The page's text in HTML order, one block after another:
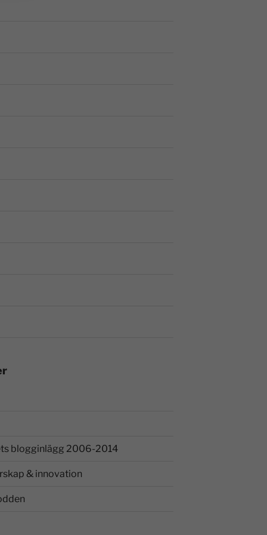
blogginlägg 2006-2014
& innovation